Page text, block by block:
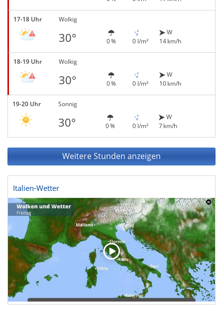
17-18 Uhr Wolkig
30° 0 % 0 l/m²
W
14 km/h
18-19 Uhr Wolkig
30° 0 % 0 l/m²
W
10 km/h
19-20 Uhr Sonnig
30° 0 % 0 l/m²
W
7 km/h
Weitere Stunden anzeigen
Italien-Wetter